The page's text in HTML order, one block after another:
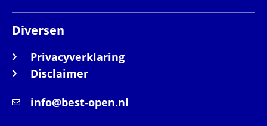
Diversen
Privacyverklaring
Disclaimer
info@best-open.nl